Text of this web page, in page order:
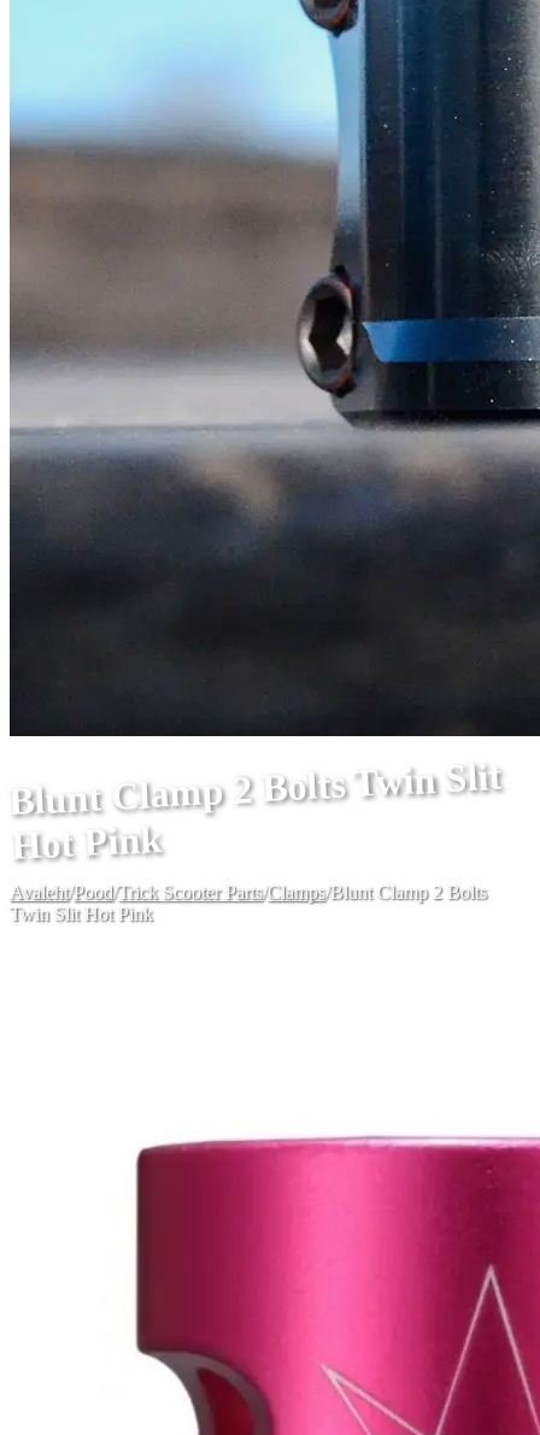
Blunt Clamp 2 Bolts Twin Slit
Hot Pink
Avaleht/Pood/Trick Scooter Parts/Clamps/Blunt Clamp 2 Bolts
Twin Slit Hot Pink